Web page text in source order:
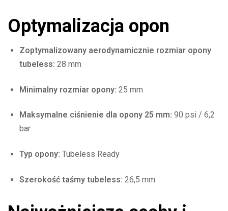
Optymalizacja opon
Zoptymalizowany aerodynamicznie rozmiar opony
tubeless: 28 mm
Minimalny rozmiar opony: 25 mm
Maksymalne ciśnienie dla opony 25 mm: 90 psi / 6,2
bar
Typ opony: Tubeless Ready
Szerokość taśmy tubeless: 26,5 mm